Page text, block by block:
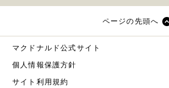
ページの先頭へ
マクドナルド公式サイト
個人情報保護方針
サイト利用規約